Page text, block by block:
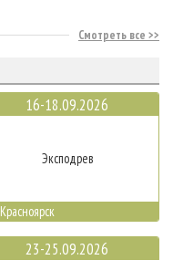
Смотреть все
16-18.09.2026
Эксподрев
Красноярск
23-25.09.2026